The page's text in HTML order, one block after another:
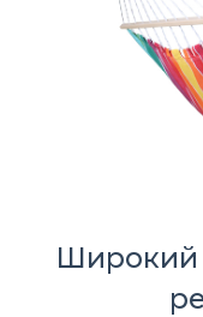
Широкий